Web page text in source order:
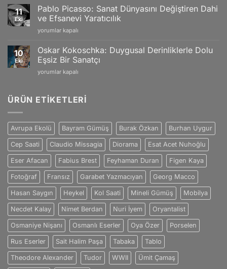
Yansımaları
için
Gogh:
Tutku
ve
Duygularla
Eşsiz
Sanat
Dünyası
için
11
Eki
Pablo Picasso: Sanat Dünyasını Değiştiren Dahi
ve Efsanevi Yaratıcılık
Pablo
Sanat
Dünyasını
Değiştiren
Dahi
Yaratıcılık
yorumlar kapalı
10
Eki
Oskar Kokoschka: Duygusal Derinliklerle Dolu
Eşsiz Bir Sanatçı
Oskar
Derinliklerle
Bir
Sanatçı
için
yorumlar kapalı
ÜRÜN ETIKETLERI
Avrupa Ekolü Bayram Gümüş Burak Özkan Burhan Uygur
Cep Saati Claudio Missagia Diorama Esat Acet Nuhoğlu
Eser Afacan Fabius Brest Feyhaman Duran Figen Kaya
Fotoğraf Fransız Garabet Yazmacıyan Georg Macco
Hasan Saygın Heykel Kol Saati Mineli Gümüş Mobilya
Necdet Kalay Nimet Berdan Nuri İyem Oryantalist
Osmaniye Nişanı Osmanlı Eserler Oya Özer Porselen
Rus Eserler Sait Halim Paşa Tabaka Tablo
Theodore Alexander Tudor WWII Ümit Çamaş